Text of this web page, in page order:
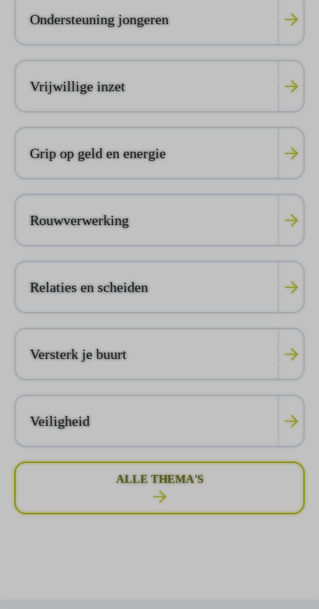
Ondersteuning jongeren
Vrijwillige inzet
Grip op geld en energie
Rouwverwerking
Relaties en scheiden
Versterk je buurt
Veiligheid
ALLE THEMA'S